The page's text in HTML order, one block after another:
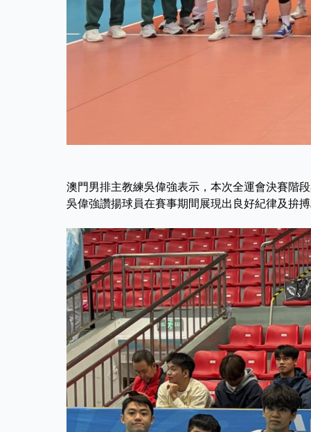
澳門男排主教練吳偉強表示，本次全運會決賽階
吳偉強讚揚球員在賽事期間展現出良好紀律及拚